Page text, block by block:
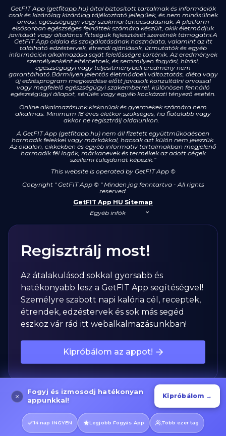
Fogyj és izmosodj hatékonyan
appunkkal!
Kipróbálom →
14 nap INGYEN Legjobb Fogyás App Több ezer tag
GetFIT App (getfitapp.hu) által biztosított tartalmak és információk
csak és kizárólag kizárólag tájékoztató jellegűek, és nem minősülnek
orvosi, egészségügyi vagy szakmai tanácsadásnak. A platform
elsősorban egészséges felnőttek számára készült, akik életmódjuk
javítását vagy általános fittségük fejlesztését szeretnék támogatni.A
GetFIT App oldala és szolgálatásának használata, valamint az itt
található edzéstervek, étrendi ajánlások, útmutatók és egyéb
információk alkalmazása saját felelősségre történik. Az eredmények
személyenként eltérhetnek, és semmilyen fogyási, hízási,
egészségügyi vagy teljesítménybeli eredmény nem
garantálható.Bármilyen jelentős életmódbeli változtatás, diéta vagy
új edzésprogram megkezdése előtt javasolt konzultálni orvossal
vagy megfelelő egészségügyi szakemberrel, különösen fennálló
egészségügyi állapot, sérülés vagy egyéb kockázati tényező esetén.
Online alkalmazásunk kiskorúak és gyermekek számára nem
alkalmas. Minimum 18 éves életkor szükséges, ha fiatalabb vagy
akkor ne regisztrálj oldalunkon.
A GetFIT App (getfitapp.hu) nem áll fizetett együttműködésben
harmadik felekkel vagy márkákkal, hacsak azt külön nem jelezzük.
Az oldalon, cikkekben és egyéb informatív tartalmakban megjelenő
harmadik fél logók, márkanevek és termékek az adott cégek
szellemi tulajdonát képezik.”
This website is operated by GetFIT App ©
Copyright " GetFIT App © " Minden jog fenntartva - All rights
reserved.
GetFIT App HU Sitemap
Egyéb infók
Regisztrálj most!
Az átalakulásod sokkal gyorsabb és
hatékonyabb lesz a GetFIT App segítéségvel!
Személyre szabott napi kalória cél, receptek,
étrendek, edzéstervek és sok más segéd
eszköz vár rád itt webalkalmazásunkban!
Kipróbálom az appot!
Adataid védelmét SSL/TLS titkosítás biztosítja.